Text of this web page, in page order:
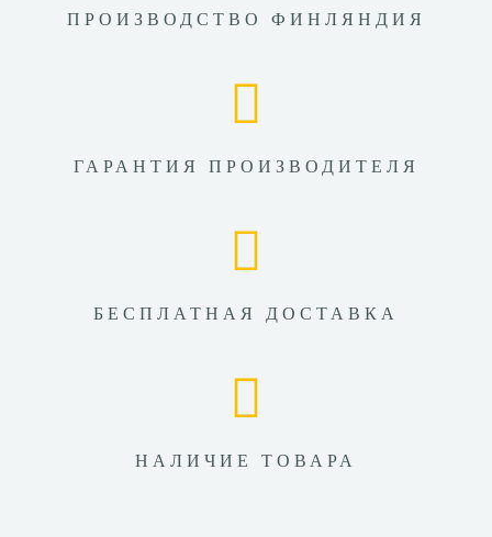
ПРОИЗВОДСТВО ФИНЛЯНДИЯ
ГАРАНТИЯ ПРОИЗВОДИТЕЛЯ
БЕСПЛАТНАЯ ДОСТАВКА
НАЛИЧИЕ ТОВАРА